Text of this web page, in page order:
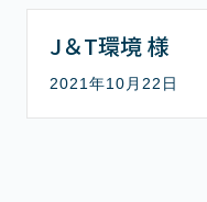
J＆T環境 様
2021年10月22日